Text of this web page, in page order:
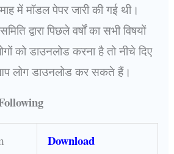
में मॉडल पेपर जारी की गई थी।
समिति द्वारा पिछले वर्षों का सभी विषयों
को डाउनलोड करना है तो नीचे दिए
लोग डाउनलोड कर सकते हैं।
Download